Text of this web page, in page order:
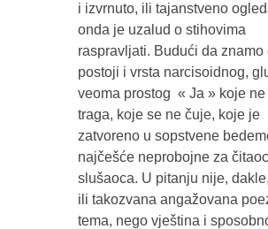
i izvrnuto, ili tajanstveno
onda je uzalud o stihovima
raspravljati. Budući da znamo
postoji i vrsta narcisoidnog,
veoma prostog « Ja » koje ne
traga, koje se ne čuje, koje je
zatvoreno u sopstvene
najčešće neprobojne za
slušaoca. U pitanju nije,
ili takozvana angažovana
tema, nego vještina i